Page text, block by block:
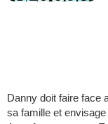
Danny doit faire face
sa famille et